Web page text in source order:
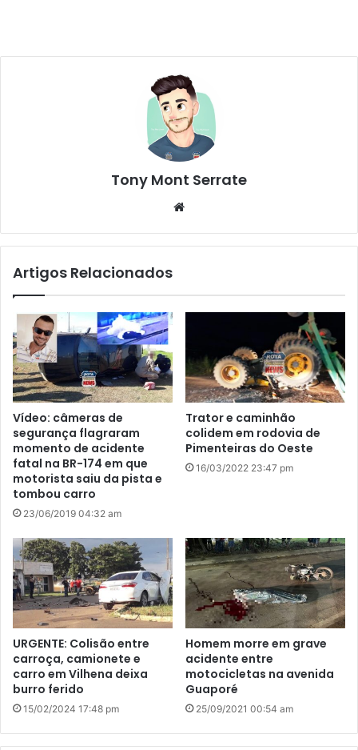
Tony Mont Serrate
te
Artigos Relacionados
Vídeo: câmeras de
segurança flagraram
momento de acidente
fatal na BR-174 em que
motorista saiu da pista e
tombou carro
23/06/2019 04:32 am
Trator e caminhão
colidem em rodovia de
Pimenteiras do Oeste
16/03/2022 23:47 pm
URGENTE: Colisão entre
carroça, camionete e
carro em Vilhena deixa
burro ferido
15/02/2024 17:48 pm
Homem morre em grave
acidente entre
motocicletas na avenida
Guaporé
25/09/2021 00:54 am